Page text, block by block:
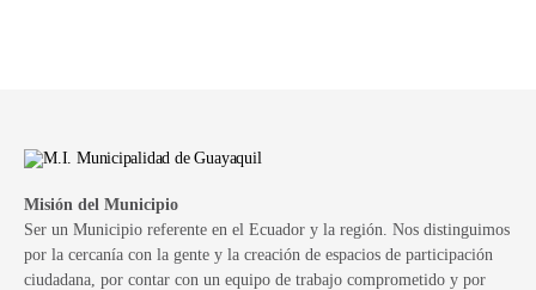
Misión del Municipio
Ser un Municipio referente en el Ecuador y la región. Nos distinguimos
por la cercanía con la gente y la creación de espacios de participación
ciudadana, por contar con un equipo de trabajo comprometido y por